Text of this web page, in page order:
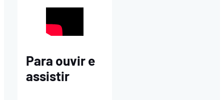
Para ouvir e
assistir